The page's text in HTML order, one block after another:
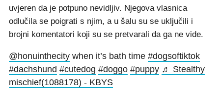
uvjeren da je potpuno nevidljiv. Njegova vlasnica
odlučila se poigrati s njim, a u šalu su se uključili i
brojni komentatori koji su se pretvarali da ga ne vide.
@honuinthecity when it’s bath time #dogsoftiktok
#dachshund #cutedog #doggo #puppy ♬ Stealthy
mischief(1088178) - KBYS